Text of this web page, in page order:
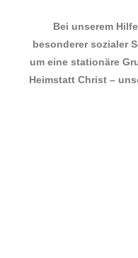
Bei unserem
besonderer sozialer
um eine stationäre
Heimstatt Christ –